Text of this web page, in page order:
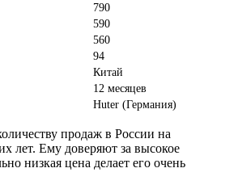
790
590
560
94
Китай
12 месяцев
Huter (Германия)
продаж в России на
лет. Ему доверяют за высокое
низкая цена делает его очень